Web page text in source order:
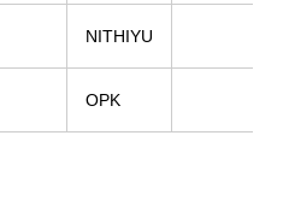
NITHIYU
OPK